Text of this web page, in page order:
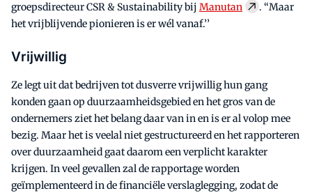
groepsdirecteur CSR & Sustainability bij Manutan
. “Maar
het vrijblijvende pionieren is er wél vanaf.’’
Vrijwillig
Ze legt uit dat bedrijven tot dusverre vrijwillig hun gang
konden gaan op duurzaamheidsgebied en het gros van de
ondernemers ziet het belang daar van in en is er al volop mee
bezig. Maar het is veelal niet gestructureerd en het rapporteren
over duurzaamheid gaat daarom een verplicht karakter
krijgen. In veel gevallen zal de rapportage worden
geïmplementeerd in de financiële verslaglegging, zodat de